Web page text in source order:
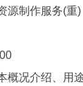
源制作服务(重)
概况介绍、用